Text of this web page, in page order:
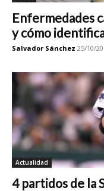
Enfermedades
y cómo
Salvador Sánchez 25/10/
Actualidad
4 partidos de la